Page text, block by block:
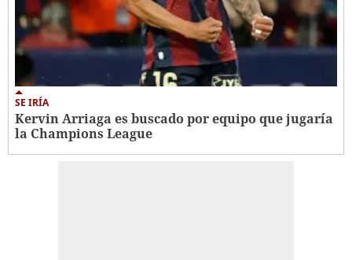
SE IRÍA
Kervin Arriaga es buscado por equipo que jugaría
la Champions League